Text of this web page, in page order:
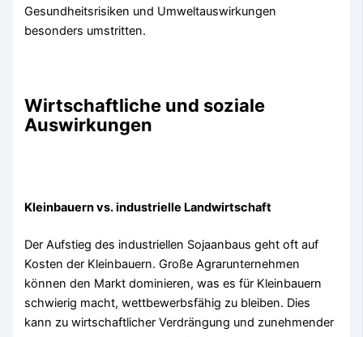
Gesundheitsrisiken und Umweltauswirkungen
besonders umstritten.
Wirtschaftliche und soziale
Auswirkungen
Kleinbauern vs. industrielle Landwirtschaft
Der Aufstieg des industriellen Sojaanbaus geht oft auf
Kosten der Kleinbauern. Große Agrarunternehmen
können den Markt dominieren, was es für Kleinbauern
schwierig macht, wettbewerbsfähig zu bleiben. Dies
kann zu wirtschaftlicher Verdrängung und zunehmender